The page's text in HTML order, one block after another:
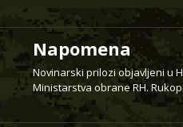
Napomena
Novinarski prilozi objavljeni u
Ministarstva obrane RH.